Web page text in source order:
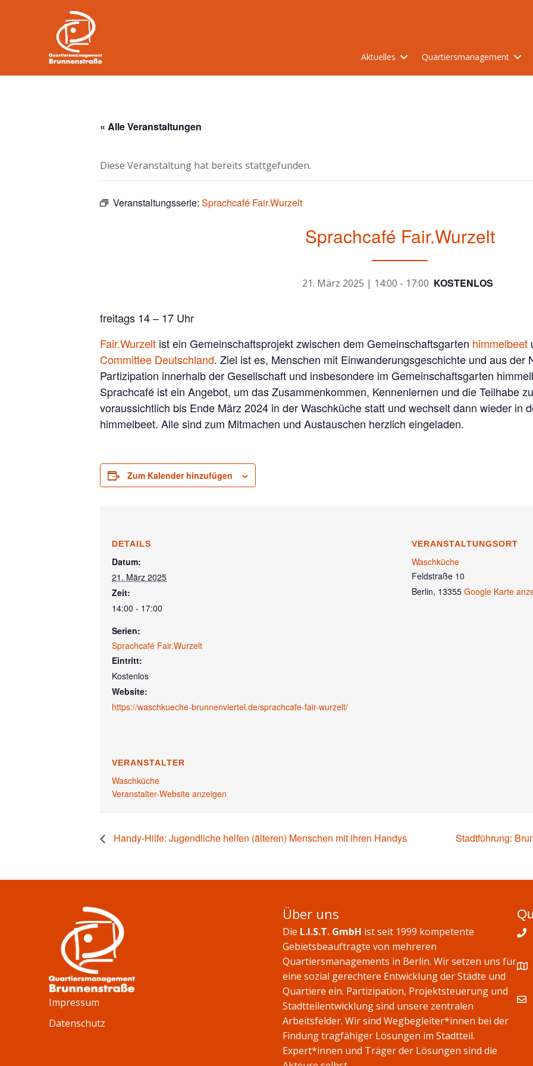
Aktuelles Quartiersmanagement
« Alle Veranstaltungen
Diese Veranstaltung hat bereits stattgefunden.
Veranstaltungsserie: Sprachcafé Fair.Wurzelt
Sprachcafé Fair.Wurzelt
21. März 2025 | 14:00 - 17:00 KOSTENLOS
freitags 14 – 17 Uhr
Fair.Wurzelt ist ein Gemeinschaftsprojekt zwischen dem Gemeinschaftsgarten himmelbeet
Committee Deutschland. Ziel ist es, Menschen mit Einwanderungsgeschichte und aus der
Partizipation innerhalb der Gesellschaft und insbesondere im Gemeinschaftsgarten
Sprachcafé ist ein Angebot, um das Zusammenkommen, Kennenlernen und die Teilhabe
voraussichtlich bis Ende März 2024 in der Waschküche statt und wechselt dann wieder in
himmelbeet. Alle sind zum Mitmachen und Austauschen herzlich eingeladen.
Zum Kalender hinzufügen
DETAILS
Datum:
21. März 2025
Zeit:
14:00 - 17:00
Serien:
Sprachcafé Fair.Wurzelt
Eintritt:
Kostenlos
Website:
https://waschkueche-brunnenviertel.de/sprachcafe-fair-wurzelt/
VERANSTALTUNGSORT
Waschküche
Feldstraße 10
Berlin, 13355 Google Karte
VERANSTALTER
Waschküche
Veranstalter-Website anzeigen
Handy-Hilfe: Jugendliche helfen (älteren) Menschen mit ihren Handys Stadtführung:
Impressum
Datenschutz
Über uns
Die L.I.S.T. GmbH ist seit 1999 kompetente
Gebietsbeauftragte von mehreren
Quartiersmanagements in Berlin. Wir setzen uns für
eine sozial gerechtere Entwicklung der Städte und
Quartiere ein. Partizipation, Projektsteuerung und
Stadtteilentwicklung sind unsere zentralen
Arbeitsfelder. Wir sind Wegbegleiter*innen bei der
Findung tragfähiger Lösungen im Stadtteil.
Expert*innen und Träger der Lösungen sind die